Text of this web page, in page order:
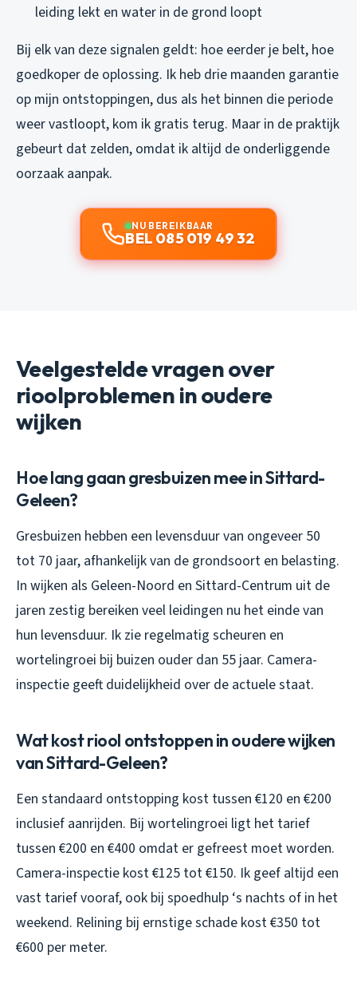
leiding lekt en water in de grond loopt
Bij elk van deze signalen geldt: hoe eerder je belt, hoe
goedkoper de oplossing. Ik heb drie maanden garantie
op mijn ontstoppingen, dus als het binnen die periode
weer vastloopt, kom ik gratis terug. Maar in de praktijk
gebeurt dat zelden, omdat ik altijd de onderliggende
oorzaak aanpak.
NU BEREIKBAAR
BEL 085 019 49 32
Veelgestelde vragen over
rioolproblemen in oudere
wijken
Hoe lang gaan gresbuizen mee in Sittard-
Geleen?
Gresbuizen hebben een levensduur van ongeveer 50
tot 70 jaar, afhankelijk van de grondsoort en belasting.
In wijken als Geleen-Noord en Sittard-Centrum uit de
jaren zestig bereiken veel leidingen nu het einde van
hun levensduur. Ik zie regelmatig scheuren en
wortelingroei bij buizen ouder dan 55 jaar. Camera-
inspectie geeft duidelijkheid over de actuele staat.
Wat kost riool ontstoppen in oudere wijken
van Sittard-Geleen?
Een standaard ontstopping kost tussen €120 en €200
inclusief aanrijden. Bij wortelingroei ligt het tarief
tussen €200 en €400 omdat er gefreest moet worden.
Camera-inspectie kost €125 tot €150. Ik geef altijd een
vast tarief vooraf, ook bij spoedhulp ‘s nachts of in het
weekend. Relining bij ernstige schade kost €350 tot
€600 per meter.